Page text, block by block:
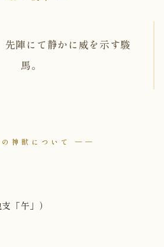
先陣にて静かに威を示す駿
馬。
神獣について ──
「午」）